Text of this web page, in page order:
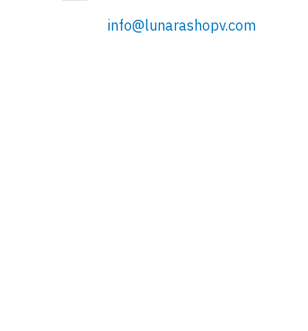
info@lunarashopv.com